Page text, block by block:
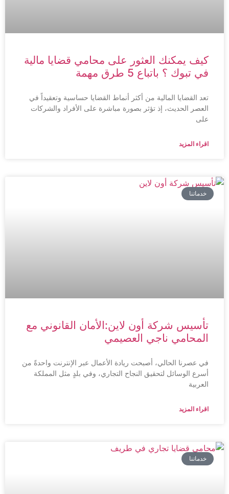
كيف يمكنك العثور على محامي قضايا مالية
في تبوك ؟ باتباع 5 طرق مهمة
تعد القضايا المالية من أكثر أنماط القضايا حساسية وتعقيداً في
العصر الحديث، إذ تؤثر بصورة مباشرة على الأفراد والشركات
اقراء المزيد
خدماتنا
تأسيس شركة أون لاين:الأمان القانوني مع
المحامي ناجي العصيمي
في عصرنا الحالي، أصبحت ريادة الأعمال عبر الإنترنت واحدةً من
أسرع الوسائل لتحقيق النجاح التجاري، وفي بلدٍ مثل المملكة
العربية
اقراء المزيد
خدماتنا